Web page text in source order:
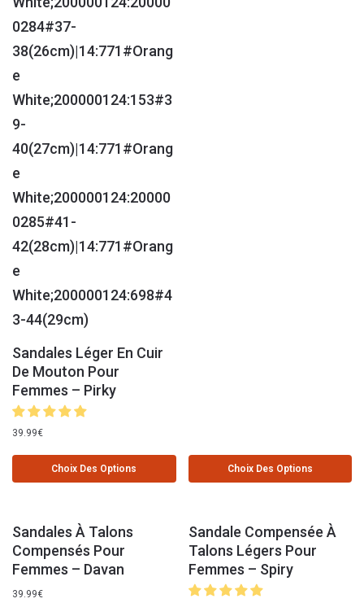
Sandales Léger En Cuir
De Mouton Pour
Femmes – Pirky
39.99€
Choix Des Options Choix Des Options
Sandales À Talons
Compensés Pour
Femmes – Davan
39.99€
Sandale Compensée À
Talons Légers Pour
Femmes – Spiry